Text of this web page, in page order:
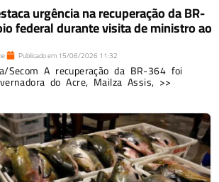
urgência na recuperação da BR-
federal durante visita de ministro ao
Publicado em15/06/2026 11:32
Secom A recuperação da BR-364 foi
do Acre, Mailza Assis, >>